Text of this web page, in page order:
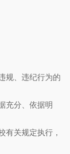
规、违纪行为的
充分、依据明
有关规定执行，